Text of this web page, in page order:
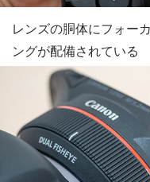
レンズの胴体にフォー
ングが配備されている